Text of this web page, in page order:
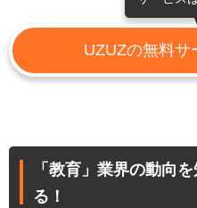
UZUZの無料サ
「教育」業界の動向
る！